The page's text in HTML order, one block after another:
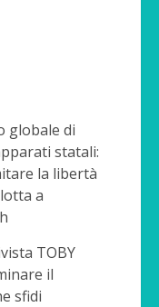
globale di
statali:
la libertà
a
TOBY
il
sfidi